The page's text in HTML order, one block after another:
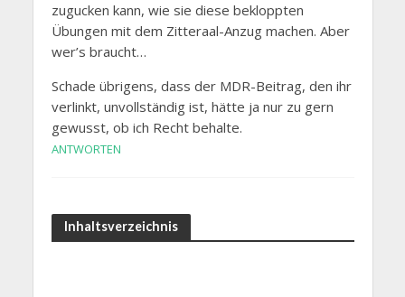
zugucken kann, wie sie diese bekloppten
Übungen mit dem Zitteraal-Anzug machen. Aber
wer’s braucht…
Schade übrigens, dass der MDR-Beitrag, den ihr
verlinkt, unvollständig ist, hätte ja nur zu gern
gewusst, ob ich Recht behalte.
ANTWORTEN
Inhaltsverzeichnis